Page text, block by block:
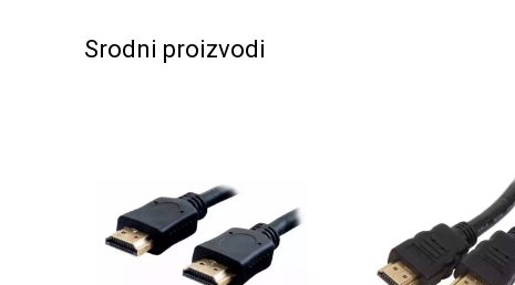
Srodni proizvodi